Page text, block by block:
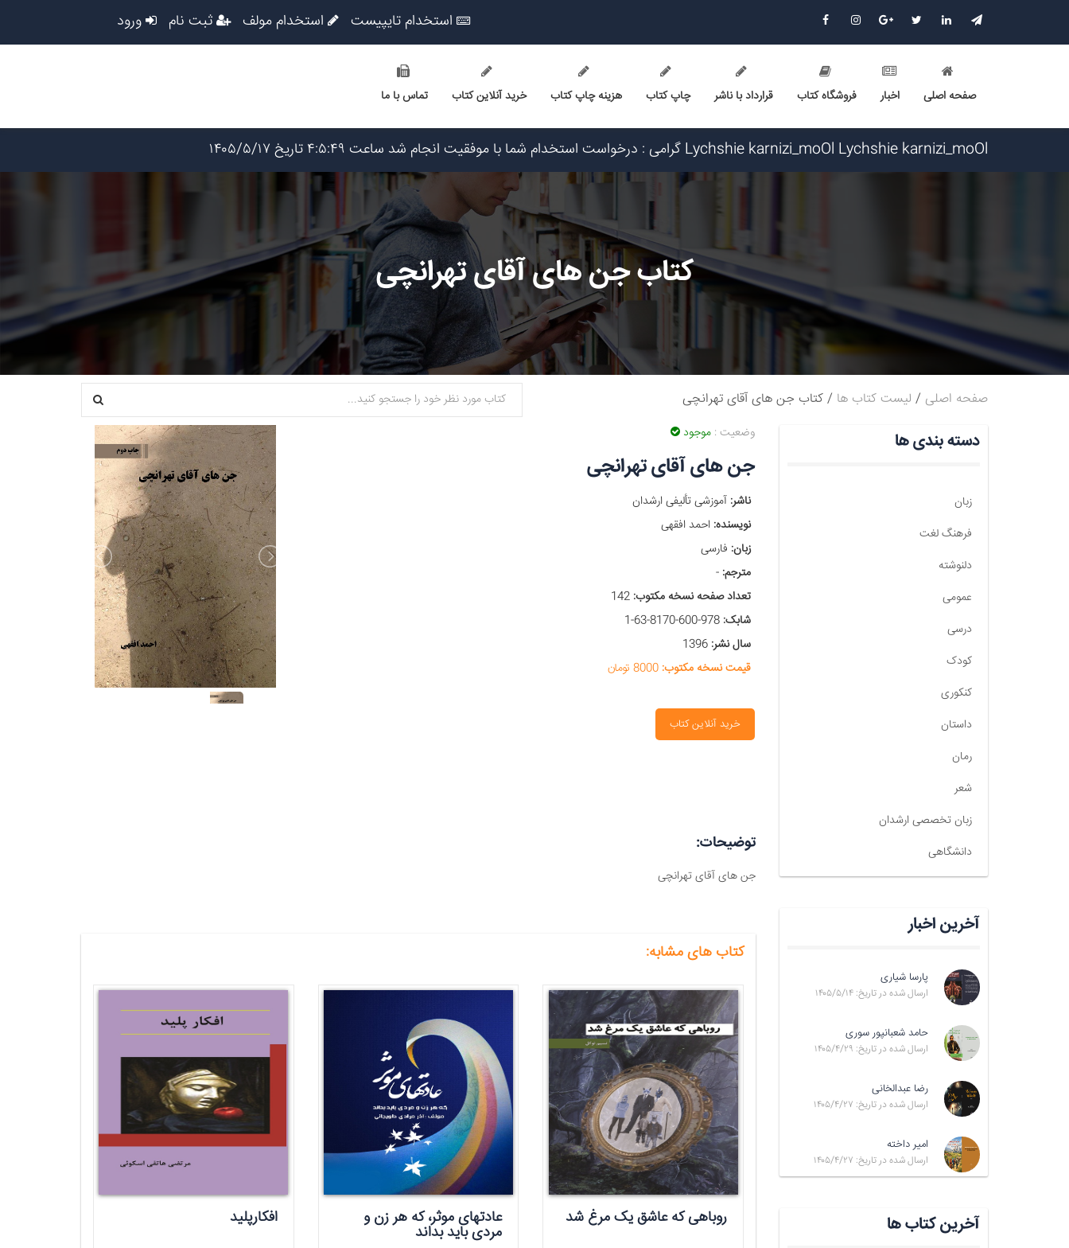
استخدام تایپیست استخدام مولف ثبت نام ورود
صفحه اصلی اخبار فروشگاه کتاب قرارداد با ناشر چاپ کتاب هزینه چاپ کتاب خرید آنلاین کتاب تماس با ما
LarrySkavY LarrySkavY گرامی : درخواست استخدام شما با موفقیت انجام شد ساعت ۳:۲۳:۲۴ تاریخ ۱۴۰۵/۵/۱۷
Narkolog na dom_jmot Narkolog na dom_jmot گرامی : درخواست استخدام شما با موفقیت انجام شد ساعت ۰:۵۱:۱۷ تاریخ ۱۴۰۵/۵/۱۷
Narkolog na dom_yysn Narkolog na dom_yysn گرامی : درخواست استخدام شما با موفقیت انجام شد ساعت ۲۱:۲۱:۰ تاریخ ۱۴۰۵/۵/۱۶
Lychshie karnizi_sbma Lychshie karnizi_sbma گرامی : درخواست استخدام شما با موفقیت انجام شد ساعت ۸:۵۸:۱۱ تاریخ ۱۴۰۵/۵/۱۷
Narkolog na dom_kipt Narkolog na dom_kipt گرامی : درخواست استخدام شما با موفقیت انجام شد ساعت ۸:۱۴:۱۲ تاریخ ۱۴۰۵/۵/۱۷
Narkolog na dom_idSi Narkolog na dom_idSi گرامی : درخواست استخدام شما با موفقیت انجام شد ساعت ۴:۵:۴۹ تاریخ ۱۴۰۵/۵/۱۷
Lychshie karnizi_moOl Lychshie karnizi_moOl گرامی : درخواست استخدام شما با موفقیت انجام شد ساعت ۴:۵:۴۹ تاریخ ۱۴۰۵/۵/۱۷کتاب جن های آقای تهرانچی
صفحه اصلی لیست کتاب ها کتاب جن های آقای تهرانچی
وضعیت : موجود
جن های آقای تهرانچی
ناشر: آموزشی تألیفی ارشدان
نویسنده: احمد افقهی
زبان: فارسی
مترجم: -
تعداد صفحه نسخه مکتوب:
شابک:
سال نشر:
قیمت نسخه مکتوب:
خرید آنلاین کتاب
توضیحات:
جن های آقای تهرانچی
کتاب های مشابه:
افکارپلید عادتهای موثر، که هر زن و
مردی باید بداند
روباهی که عاشق یک مرغ شد سربریده در آفتاب
دسته بندی ها
زبان
فرهنگ لغت
دلنوشته
عمومی
درسی
کودک
کنکوری
داستان
رمان
شعر
زبان تخصصی ارشدان
دانشگاهی
آخرین اخبار
پارسا شیاری
ارسال شده در تاریخ: ۱۴۰۵/۵/۱۴
حامد شعبانپور سوری
ارسال شده در تاریخ: ۱۴۰۵/۴/۲۹
رضا عبدالخانی
ارسال شده در تاریخ: ۱۴۰۵/۴/۲۷
امیر داخته
ارسال شده در تاریخ: ۱۴۰۵/۴/۲۷
آخرین کتاب ها